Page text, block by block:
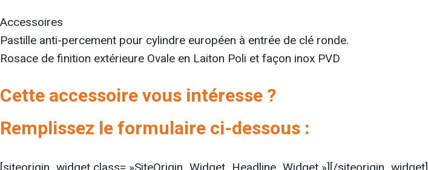
Accessoires
Pastille anti-percement pour cylindre européen à entrée de clé ronde.
Rosace de finition extérieure Ovale en Laiton Poli et façon inox PVD
Cette accessoire vous intéresse ?
Remplissez le formulaire ci-dessous :
[siteorigin_widget class= »SiteOrigin_Widget_Headline_Widget »][/siteorigin_widget]